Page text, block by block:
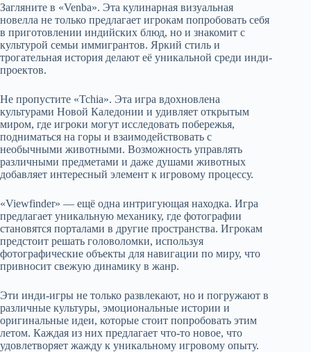
Загляните в «Venba». Эта кулинарная визуальная
новелла не только предлагает игрокам попробовать себя
в приготовлении индийских блюд, но и знакомит с
культурой семьи иммигрантов. Яркий стиль и
трогательная история делают её уникальной среди инди-
проектов.
Не пропустите «Tchia». Эта игра вдохновлена
культурами Новой Каледонии и удивляет открытым
миром, где игроки могут исследовать побережья,
подниматься на горы и взаимодействовать с
необычными животными. Возможность управлять
различными предметами и даже душами животных
добавляет интересный элемент к игровому процессу.
«Viewfinder» — ещё одна интригующая находка. Игра
предлагает уникальную механику, где фотографии
становятся порталами в другие пространства. Игрокам
предстоит решать головоломки, используя
фотографические объекты для навигации по миру, что
привносит свежую динамику в жанр.
Эти инди-игры не только развлекают, но и погружают в
различные культуры, эмоциональные истории и
оригинальные идеи, которые стоит попробовать этим
летом. Каждая из них предлагает что-то новое, что
удовлетворяет жажду к уникальному игровому опыту.